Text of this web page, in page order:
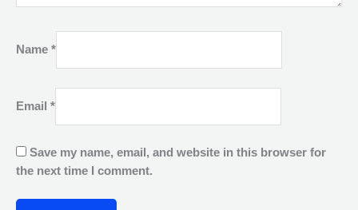
Name *
Email *
Save my name, email, and website in this browser for
the next time I comment.